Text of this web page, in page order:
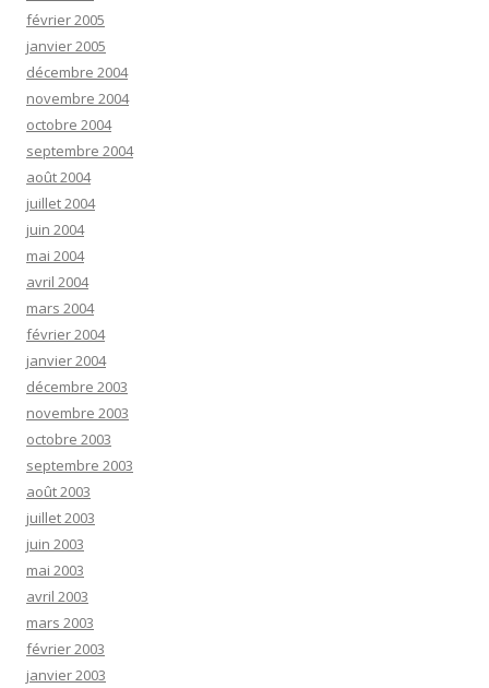
février 2005
janvier 2005
décembre 2004
novembre 2004
octobre 2004
septembre 2004
août 2004
juillet 2004
juin 2004
mai 2004
avril 2004
mars 2004
février 2004
janvier 2004
décembre 2003
novembre 2003
octobre 2003
septembre 2003
août 2003
juillet 2003
juin 2003
mai 2003
avril 2003
mars 2003
février 2003
janvier 2003